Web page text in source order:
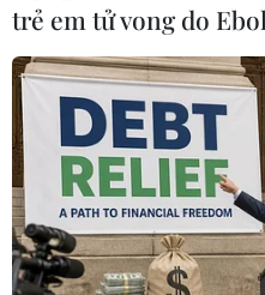
#Facebook #Meta
trẻ em tử vong do